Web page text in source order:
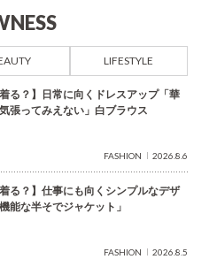
LIFESTYLE
着る？】日常に向くドレスアップ「華
張ってみえない」白ブラウス
FASHION 2026.8.6
着る？】仕事にも向くシンプルなデザ
能な半そでジャケット」
FASHION 2026.8.5